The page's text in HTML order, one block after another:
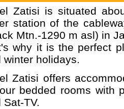
Zatisi is situated
station of the
Mtn.-1290 m asl) in
why it is the perfect
winter holidays.
Zatisi offers
bedded rooms with
Sat-TV.